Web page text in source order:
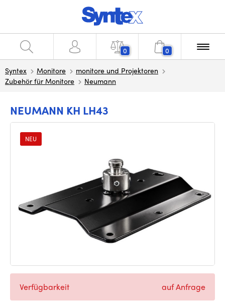
0 0
Syntex Monitore
monitore und Projektoren
Zubehör für Monitore
Neumann
NEUMANN KH LH43
NEU
Verfügbarkeit auf Anfrage